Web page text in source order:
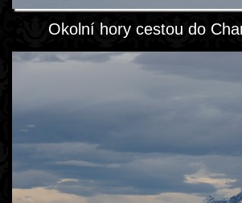
Okolní hory cestou do